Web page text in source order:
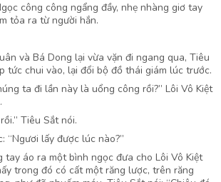
công công ngẩng đầy, nhẹ nhàng giơ tay
tỏa ra từ người hắn.
và Bá Dong lại vừa vặn đi ngang qua, Tiêu
tức chui vào, lại đổi bộ đồ thái giám lúc trước.
ta đi lần này là uổng công rồi?” Lôi Vô Kiệt
Tiêu Sắt nói.
“Ngươi lấy được lúc nào?”
tay áo ra một bình ngọc đưa cho Lôi Vô Kiệt
trong đó có cất một răng lược, trên răng